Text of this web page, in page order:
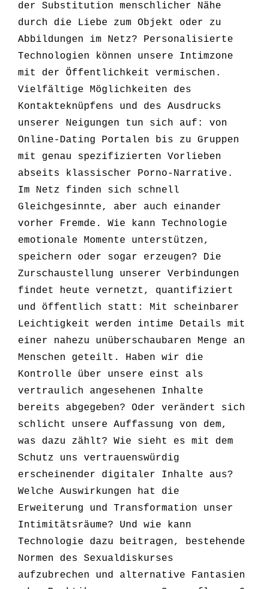
der Substitution menschlicher Nähe
durch die Liebe zum Objekt oder zu
Abbildungen im Netz? Personalisierte
Technologien können unsere Intimzone
mit der Öffentlichkeit vermischen.
Vielfältige Möglichkeiten des
Kontakteknüpfens und des Ausdrucks
unserer Neigungen tun sich auf: von
Online-Dating Portalen bis zu Gruppen
mit genau spezifizierten Vorlieben
abseits klassischer Porno-Narrative.
Im Netz finden sich schnell
Gleichgesinnte, aber auch einander
vorher Fremde. Wie kann Technologie
emotionale Momente unterstützen,
speichern oder sogar erzeugen? Die
Zurschaustellung unserer Verbindungen
findet heute vernetzt, quantifiziert
und öffentlich statt: Mit scheinbarer
Leichtigkeit werden intime Details mit
einer nahezu unüberschaubaren Menge an
Menschen geteilt. Haben wir die
Kontrolle über unsere einst als
vertraulich angesehenen Inhalte
bereits abgegeben? Oder verändert sich
schlicht unsere Auffassung von dem,
was dazu zählt? Wie sieht es mit dem
Schutz uns vertrauenswürdig
erscheinender digitaler Inhalte aus?
Welche Auswirkungen hat die
Erweiterung und Transformation unser
Intimitätsräume? Und wie kann
Technologie dazu beitragen, bestehende
Normen des Sexualdiskurses
aufzubrechen und alternative Fantasien